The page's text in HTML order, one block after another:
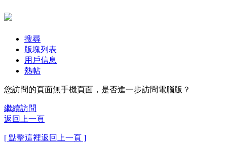
搜尋
版塊列表
用戶信息
熱帖
您訪問的頁面無手機頁面，是否進一步訪問電腦版？
繼續訪問
返回上一頁
[ 點擊這裡返回上一頁 ]